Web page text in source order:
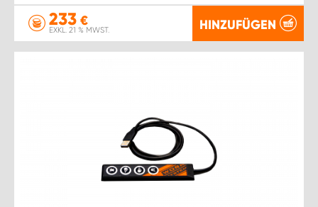
233 €
EXKL. 21 % MWST. HINZUFÜGEN